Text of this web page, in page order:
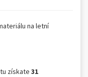
na letní
získate 31